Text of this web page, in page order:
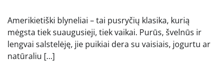
Amerikietiški blyneliai – tai pusryčių klasika, kurią
mėgsta tiek suaugusieji, tiek vaikai. Purūs, švelnūs ir
lengvai salstelėję, jie puikiai dera su vaisiais, jogurtu ar
natūraliu […]